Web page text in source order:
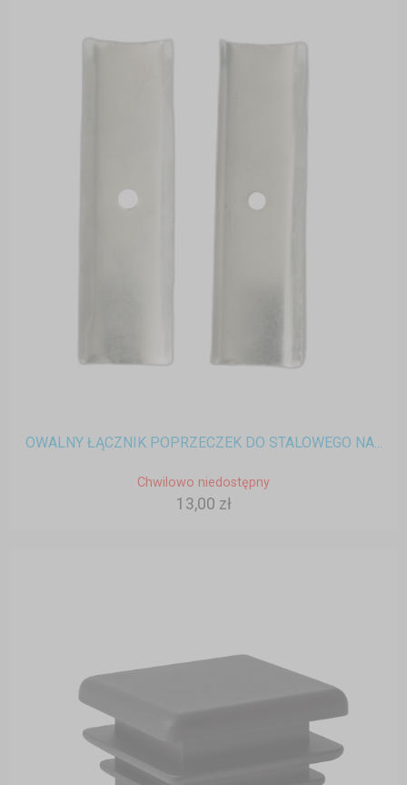
OWALNY ŁĄCZNIK POPRZECZEK DO STALOWEGO NA...
Chwilowo niedostępny
13,00 zł